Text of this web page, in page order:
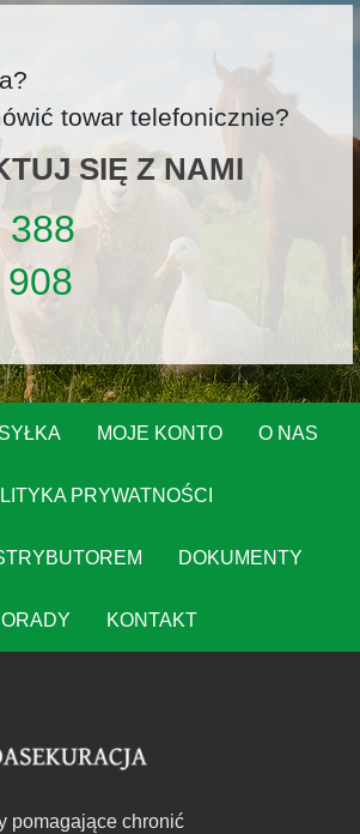
towar telefonicznie?
SIĘ Z NAMI
388
MOJE KONTO O NAS
PRYWATNOŚCI
DOKUMENTY
KONTAKT
pomagające chronić